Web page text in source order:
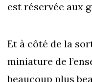
est réservée aux
Et à côté de la
miniature de
beaucoup plus